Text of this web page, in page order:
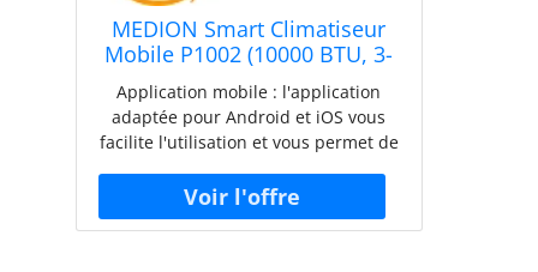
MEDION Smart Climatiseur
Mobile P1002 (10000 BTU, 3-
en-1, Refroidir,
Déshumidification,
Ventilation, jusqu'à 34m², kit
de joint de fenêtre, mode
sommeil, contrôle Wifi,
Télécommande, Écran, MD
37733)
Application mobile : l'application
adaptée pour Android et iOS vous
facilite l'utilisation et vous permet de
fonctions via votre smartphone ou
votre tablette. R290 : l'utilisation du